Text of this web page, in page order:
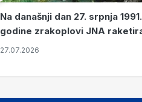
Na današnji dan 27. srpnja 1991.
godine zrakoplovi JNA
su vojarnu i obučni centar
27.07.2026